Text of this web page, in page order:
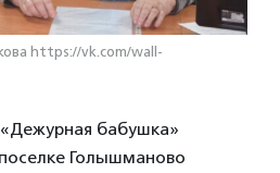
https://vk.com/wall-
бабушка»
Голышманово